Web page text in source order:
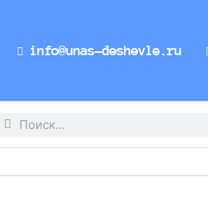
info@unas-deshevle.ru
Search
Search